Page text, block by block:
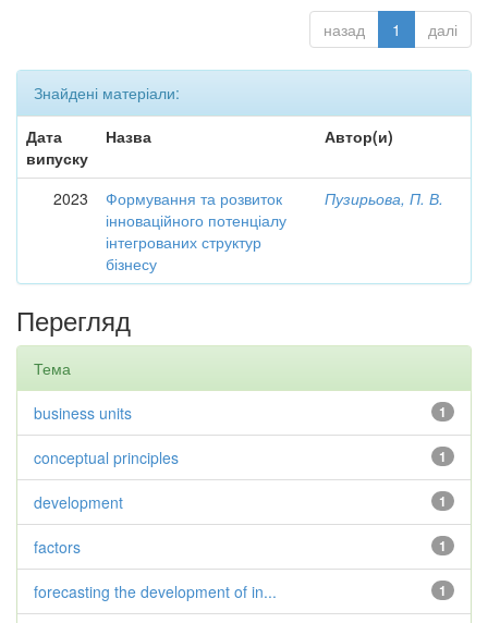
назад 1 далі
Знайдені матеріали:
Дата
випуску
Назва Автор(и)
2023
Формування та розвиток
інноваційного потенціалу
інтегрованих структур
бізнесу
Пузирьова, П. В.
Перегляд
Тема
1
business units
1
conceptual principles
1
development
1
factors
1
forecasting the development of in...